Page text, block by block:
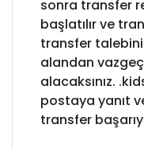
sonra transfer
başlatılır ve
transfer talebini
alandan
alacaksınız.
postaya yanıt
transfer